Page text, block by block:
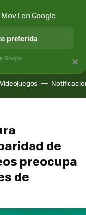
APLICACIONES
Videojuegos
de
preocupa
de
×
en Google
preferida
Google